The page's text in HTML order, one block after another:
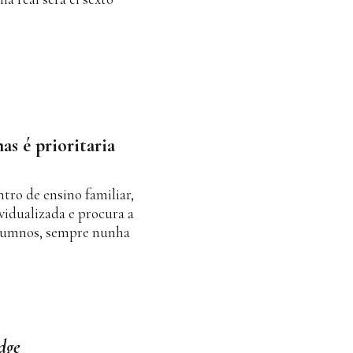
é prioritaria
de ensino familiar,
e procura a
sempre nunha